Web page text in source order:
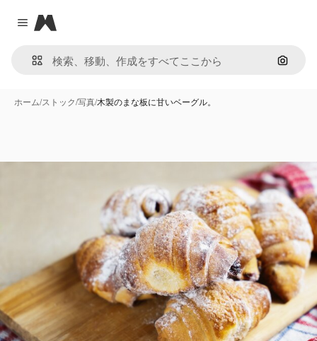
Close menu
Magnific
画像で
ホーム/ストック/写真/木製のまな板に甘いベーグル。